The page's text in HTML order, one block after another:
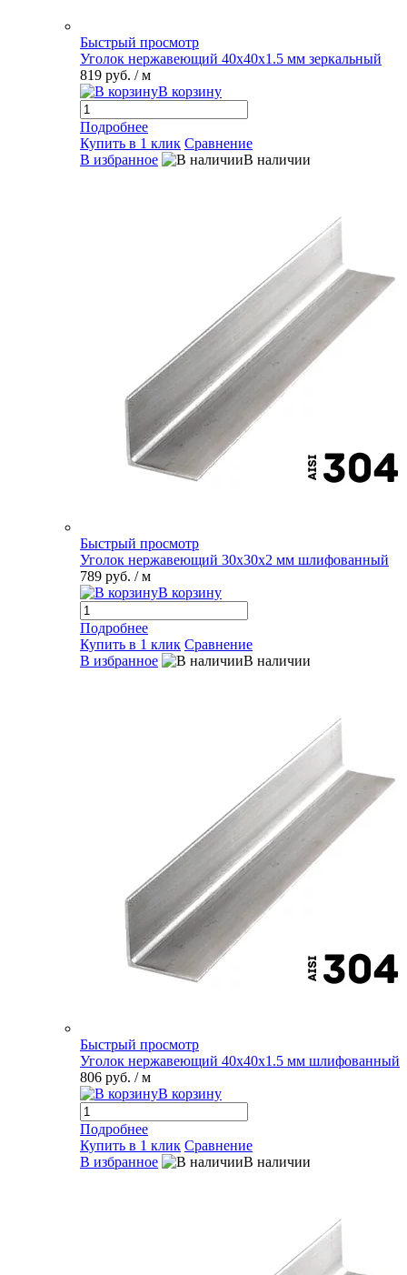
Быстрый просмотр
Уголок нержавеющий 40х40х1.5 мм зеркальный
819 руб. / м
В корзину
Подробнее
Купить в 1 клик Сравнение
В избранное
В наличии
Быстрый просмотр
Уголок нержавеющий 30х30х2 мм шлифованный
789 руб. / м
В корзину
Подробнее
Купить в 1 клик Сравнение
В избранное
В наличии
Быстрый просмотр
Уголок нержавеющий 40х40х1.5 мм шлифованный
806 руб. / м
В корзину
Подробнее
Купить в 1 клик Сравнение
В избранное
В наличии